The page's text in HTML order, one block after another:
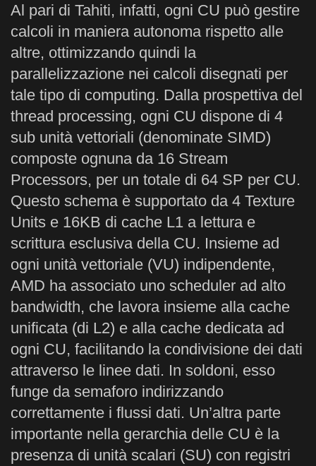
Al pari di Tahiti, infatti, ogni CU può gestire
calcoli in maniera autonoma rispetto alle
altre, ottimizzando quindi la
parallelizzazione nei calcoli disegnati per
tale tipo di computing. Dalla prospettiva del
thread processing, ogni CU dispone di 4
sub unità vettoriali (denominate SIMD)
composte ognuna da 16 Stream
Processors, per un totale di 64 SP per CU.
Questo schema è supportato da 4 Texture
Units e 16KB di cache L1 a lettura e
scrittura esclusiva della CU. Insieme ad
ogni unità vettoriale (VU) indipendente,
AMD ha associato uno scheduler ad alto
bandwidth, che lavora insieme alla cache
unificata (di L2) e alla cache dedicata ad
ogni CU, facilitando la condivisione dei dati
attraverso le linee dati. In soldoni, esso
funge da semaforo indirizzando
correttamente i flussi dati. Un’altra parte
importante nella gerarchia delle CU è la
presenza di unità scalari (SU) con registri